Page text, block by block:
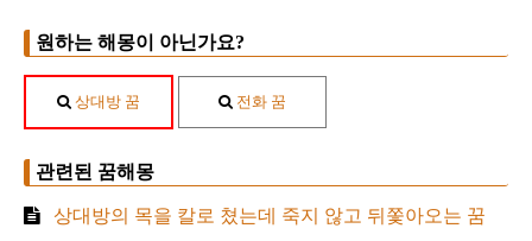
원하는 해몽이 아닌가요?
상대방 꿈 전화 꿈
관련된 꿈해몽
상대방의 목을 칼로 쳤는데 죽지 않고 뒤쫓아오는 꿈